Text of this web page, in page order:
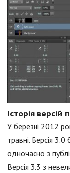
Історія версій
У березні 2012
травні. Версія
одночасно з
Версія 3.3 з